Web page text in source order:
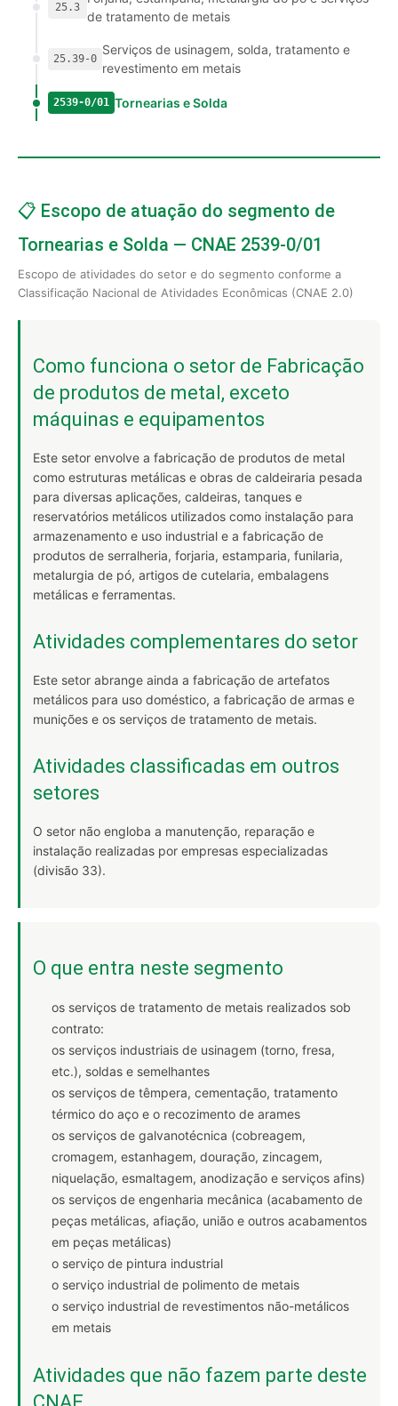
25.3
de tratamento de metais
25.39-0
Serviços de usinagem, solda, tratamento e
revestimento em metais
2539-0/01 Tornearias e Solda
📋 Escopo de atuação do segmento de
Tornearias e Solda — CNAE 2539-0/01
Escopo de atividades do setor e do segmento conforme a
Classificação Nacional de Atividades Econômicas (CNAE 2.0)
Como funciona o setor de Fabricação
de produtos de metal, exceto
máquinas e equipamentos
Este setor envolve a fabricação de produtos de metal
como estruturas metálicas e obras de caldeiraria pesada
para diversas aplicações, caldeiras, tanques e
reservatórios metálicos utilizados como instalação para
armazenamento e uso industrial e a fabricação de
produtos de serralheria, forjaria, estamparia, funilaria,
metalurgia de pó, artigos de cutelaria, embalagens
metálicas e ferramentas.
Atividades complementares do setor
Este setor abrange ainda a fabricação de artefatos
metálicos para uso doméstico, a fabricação de armas e
munições e os serviços de tratamento de metais.
Atividades classificadas em outros
setores
O setor não engloba a manutenção, reparação e
instalação realizadas por empresas especializadas
(divisão 33).
O que entra neste segmento
os serviços de tratamento de metais realizados sob
contrato:
os serviços industriais de usinagem (torno, fresa,
etc.), soldas e semelhantes
os serviços de têmpera, cementação, tratamento
térmico do aço e o recozimento de arames
os serviços de galvanotécnica (cobreagem,
cromagem, estanhagem, douração, zincagem,
niquelação, esmaltagem, anodização e serviços afins)
os serviços de engenharia mecânica (acabamento de
peças metálicas, afiação, união e outros acabamentos
em peças metálicas)
o serviço de pintura industrial
o serviço industrial de polimento de metais
o serviço industrial de revestimentos não-metálicos
em metais
Atividades que não fazem parte deste